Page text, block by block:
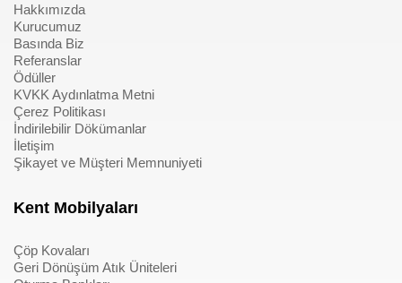
Hakkımızda
Kurucumuz
Basında Biz
Referanslar
Ödüller
KVKK Aydınlatma Metni
Çerez Politikası
İndirilebilir Dökümanlar
İletişim
Şikayet ve Müşteri Memnuniyeti
Kent Mobilyaları
Çöp Kovaları
Geri Dönüşüm Atık Üniteleri